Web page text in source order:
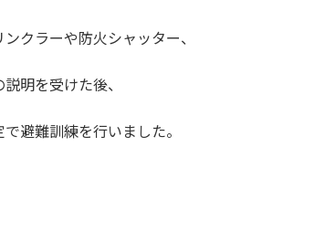
クラーや防火シャッター、
明を受けた後、
避難訓練を行いました。